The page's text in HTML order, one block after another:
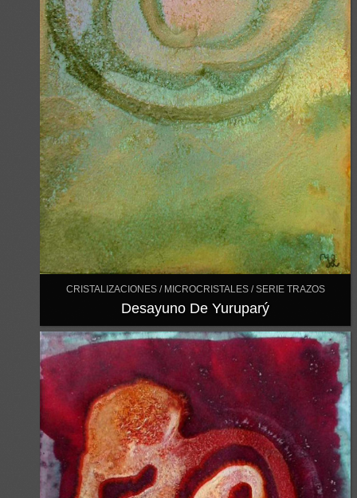
CRISTALIZACIONES / MICROCRISTALES / SERIE TRAZOS
Desayuno De Yuruparý